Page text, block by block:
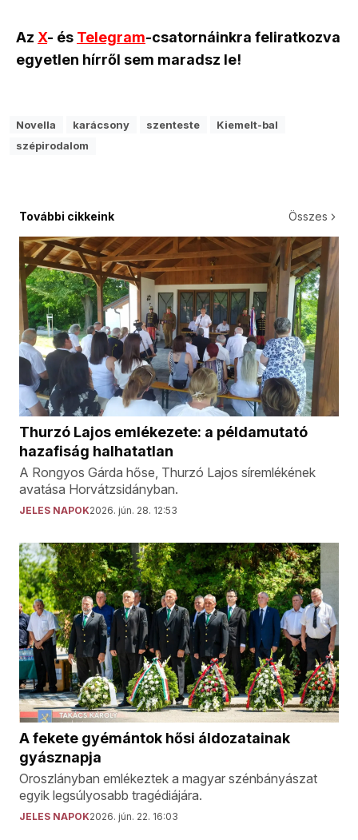
Az X- és Telegram-csatornáinkra feliratkozva
egyetlen hírről sem maradsz le!
Novella karácsony szenteste
Kiemelt-bal
szépirodalom
További cikkeink Összes
Thurzó Lajos emlékezete: a példamutató
hazafiság halhatatlan
A Rongyos Gárda hőse, Thurzó Lajos síremlékének
avatása Horvátzsidányban.
JELES NAPOK2026. jún. 28. 12:53
A fekete gyémántok hősi áldozatainak
gyásznapja
Oroszlányban emlékeztek a magyar szénbányászat
egyik legsúlyosabb tragédiájára.
JELES NAPOK2026. jún. 22. 16:03